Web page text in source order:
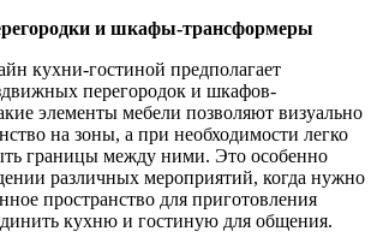
и шкафы-трансформеры
кухни-гостиной предполагает
перегородок и шкафов-
элементы мебели позволяют визуально
на зоны, а при необходимости легко
границы между ними. Это особенно
различных мероприятий, когда нужно
пространство для приготовления
кухню и гостиную для общения.